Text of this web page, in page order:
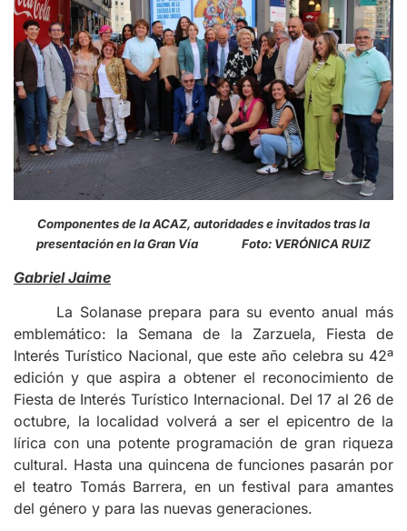
Componentes de la ACAZ, autoridades e invitados tras la
presentación en la Gran Vía Foto: VERÓNICA RUIZ
Gabriel Jaime
La Solanase prepara para su evento anual más
emblemático: la Semana de la Zarzuela, Fiesta de
Interés Turístico Nacional, que este año celebra su 42ª
edición y que aspira a obtener el reconocimiento de
Fiesta de Interés Turístico Internacional. Del 17 al 26 de
octubre, la localidad volverá a ser el epicentro de la
lírica con una potente programación de gran riqueza
cultural. Hasta una quincena de funciones pasarán por
el teatro Tomás Barrera, en un festival para amantes
del género y para las nuevas generaciones.